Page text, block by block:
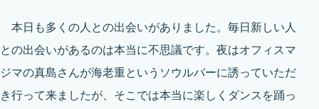
本日も多くの人との出会いがありました。毎日新しい人
との出会いがあるのは本当に不思議です。夜はオフィスマ
ジマの真島さんが海老重というソウルバーに誘っていただ
き行って来ましたが、そこでは本当に楽しくダンスを踊っ